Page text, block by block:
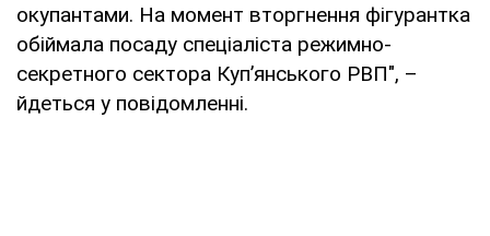
окупантами. На момент вторгнення фігурантка
обіймала посаду спеціаліста режимно-
секретного сектора Куп’янського РВП", –
йдеться у повідомленні.